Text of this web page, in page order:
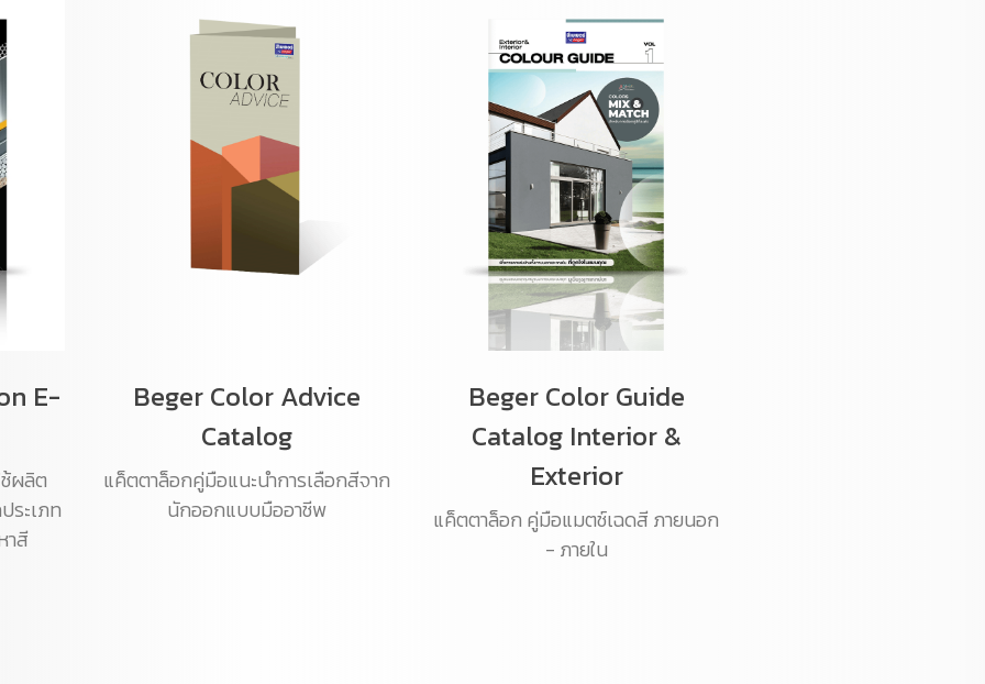
E-
ผลิต
ะเภท
าสี
Beger Color Advice
Catalog
แค็ตตาล็อกคู่มือแนะนำการเลือกสีจาก
นักออกแบบมืออาชีพ
Beger Color Guide
Catalog Interior &
Exterior
แค็ตตาล็อก คู่มือแมตช์เฉดสี ภายนอก
- ภายใน